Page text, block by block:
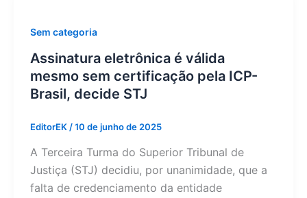
Sem categoria
Assinatura eletrônica é válida
mesmo sem certificação pela ICP-
Brasil, decide STJ
EditorEK /10 de junho de 2025
A Terceira Turma do Superior Tribunal de
Justiça (STJ) decidiu, por unanimidade, que a
falta de credenciamento da entidade